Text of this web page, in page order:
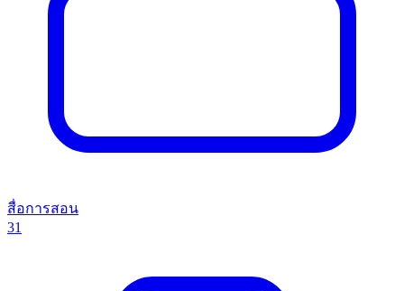
สื่อการสอน
31